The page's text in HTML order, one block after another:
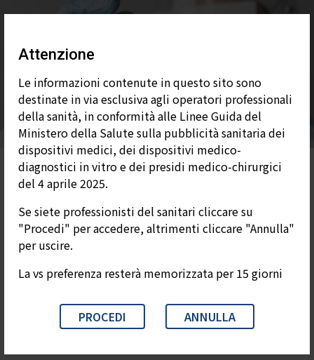
Attenzione
Le informazioni contenute in questo sito sono
destinate in via esclusiva agli operatori professionali
della sanità, in conformità alle Linee Guida del
Ministero della Salute sulla pubblicità sanitaria dei
dispositivi medici, dei dispositivi medico-
diagnostici in vitro e dei presidi medico-chirurgici
del 4 aprile 2025.
Se siete professionisti del sanitari cliccare su
"Procedi" per accedere, altrimenti cliccare "Annulla"
per uscire.
La vs preferenza resterà memorizzata per 15 giorni
PROCEDI ANNULLA
Test
Test